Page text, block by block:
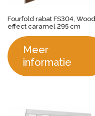
Fourfold rabat FS304, Wood
effect caramel 295 cm
Meer
informatie